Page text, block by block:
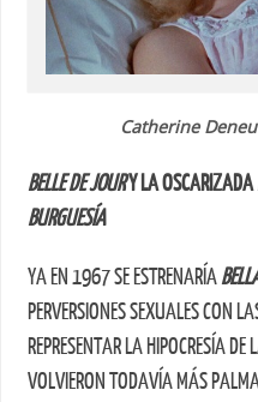
Catherine
BELLE DE JOURY LA OSCARIZADA
BURGUESÍA
YA EN 1967 SE ESTRENARÍA
PERVERSIONES SEXUALES CON
REPRESENTAR LA HIPOCRESÍA
VOLVIERON TODAVÍA MÁS